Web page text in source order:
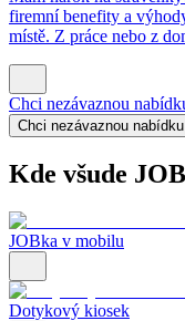
firemní benefity a
místě. Z práce nebo z
Chci nezávaznou
Chci nezávaznou nabídku
Kde všude
JOBka v mobilu
Dotykový kiosek